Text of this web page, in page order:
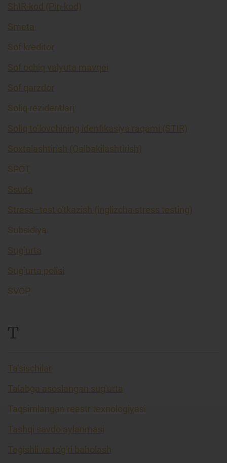
ShIR-kod (Pin-kod)
Smeta
Sof kreditor
Sof ochiq valyuta mavqei
Sof qarzdor
Soliq rezidentlari
Soliq to’lovchining idenfikasiya raqami (STIR)
Soxtalashtirish (Qalbakilashtirish)
SPOT
Ssuda
Stress–test o'tkazish (inglizcha stress testing)
Subsidiya
Sug’urta
Sug’urta polisi
SVOP
T
Ta’sischilar
Talabga asoslangan sug'urta
Taqsimlangan reestr texnologiyasi
Tashqi savdo aylanmasi
Tegishli va to'g'ri baholash